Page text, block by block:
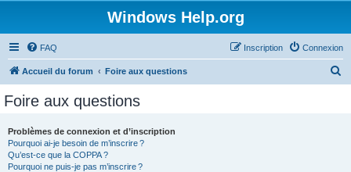
Windows Help.org
FAQ Connexion
Inscription
Accueil du forum Foire aux questions
Foire aux questions
Problèmes de connexion et d’inscription
Pourquoi ai-je besoin de m’inscrire ?
Qu’est-ce que la COPPA ?
Pourquoi ne puis-je pas m’inscrire ?